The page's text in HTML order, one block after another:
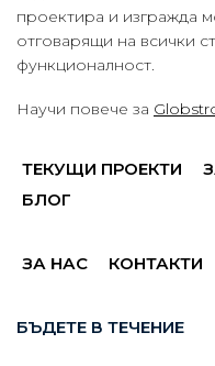
проектира и изгражда
отговарящи на всички
функционалност.
Научи повече за
ТЕКУЩИ ПРОЕКТИ
БЛОГ
ЗА НАС КОНТАКТИ
БЪДЕТЕ В ТЕЧЕНИЕ